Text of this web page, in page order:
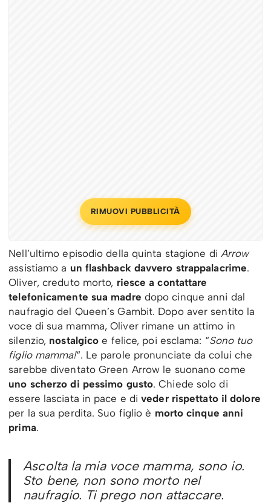
RIMUOVI PUBBLICITÀ
Nell’ultimo episodio della quinta stagione di Arrow
assistiamo a un flashback davvero strappalacrime.
Oliver, creduto morto, riesce a contattare
telefonicamente sua madre dopo cinque anni dal
naufragio del Queen’s Gambit. Dopo aver sentito la
voce di sua mamma, Oliver rimane un attimo in
silenzio, nostalgico e felice, poi esclama: “Sono tuo
figlio mamma!“. Le parole pronunciate da colui che
sarebbe diventato Green Arrow le suonano come
uno scherzo di pessimo gusto. Chiede solo di
essere lasciata in pace e di veder rispettato il dolore
per la sua perdita. Suo figlio è morto cinque anni
prima.
Ascolta la mia voce mamma, sono io.
Sto bene, non sono morto nel
naufragio. Ti prego non attaccare.